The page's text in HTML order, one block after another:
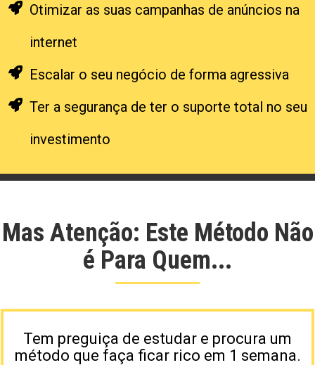
Otimizar as suas campanhas de anúncios na
internet
Escalar o seu negócio de forma agressiva
Ter a segurança de ter o suporte total no seu
investimento
Mas Atenção: Este Método Não
é Para Quem...
Tem preguiça de estudar e procura um
método que faça ficar rico em 1 semana.